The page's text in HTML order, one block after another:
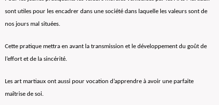
sont utiles pour les encadrer dans une société dans laquelle les valeurs sont de
nos jours mal situées.
Cette pratique mettra en avant la transmission et le développement du goût de
l’effort et de la sincérité.
Les art martiaux ont aussi pour vocation d’apprendre à avoir une parfaite
maîtrise de soi.